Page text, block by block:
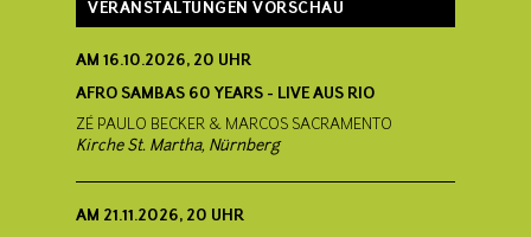
VERANSTALTUNGEN VORSCHAU
AM 16.10.2026, 20 UHR
AFRO SAMBAS 60 YEARS - LIVE AUS RIO
ZÉ PAULO BECKER & MARCOS SACRAMENTO
Kirche St. Martha, Nürnberg
AM 21.11.2026, 20 UHR